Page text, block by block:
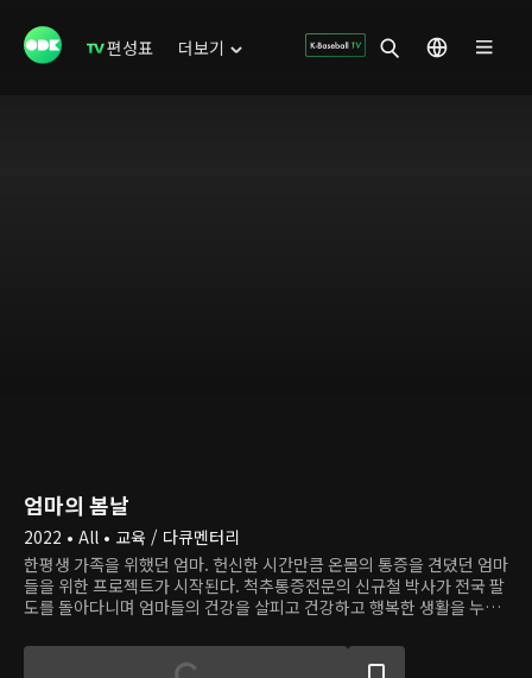
편성표 더보기
엄마의 봄날
2022 • All • 교육 / 다큐멘터리
한평생 가족을 위했던 엄마. 헌신한 시간만큼 온몸의 통증을 견뎠던 엄마
들을 위한 프로젝트가 시작된다. 척추통증전문의 신규철 박사가 전국 팔
도를 돌아다니며 엄마들의 건강을 살피고 건강하고 행복한 생활을 누릴